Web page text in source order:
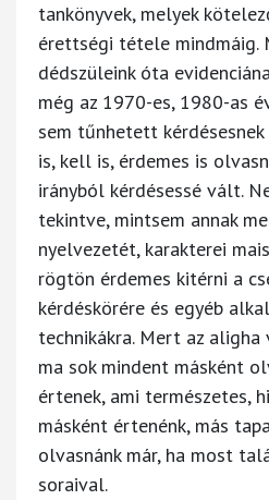
tankönyvek, melyek
érettségi tétele mindmáig.
dédszüleink óta
még az 1970-es, 1980-as
sem tűnhetett kérdésesnek
is, kell is, érdemes is
irányból kérdésessé vált.
tekintve, mintsem annak
nyelvezetét, karakterei
rögtön érdemes kitérni a
kérdéskörére és egyéb
technikákra. Mert az
ma sok mindent másként
értenek, ami természetes,
másként értenénk, más
olvasnánk már, ha most
soraival.